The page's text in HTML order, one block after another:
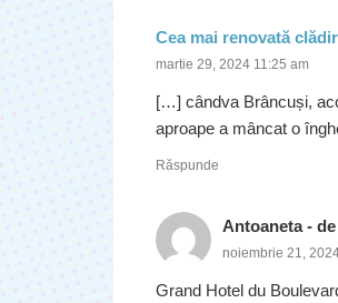
Cea mai renovată
martie 29, 2024 11:25 am
[…] cândva Brâncuși,
aproape a mâncat o
Răspunde
Antoaneta -
noiembrie 21,
Grand Hotel du